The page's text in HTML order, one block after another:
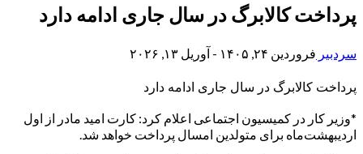
پرداخت کالابرگ در سال جاری ادامه دارد
سردبیر فروردین ۲۴, ۱۴۰۵ - آوریل ۱۳, ۲۰۲۶
پرداخت کالابرگ در سال جاری ادامه دارد
*وزیر کار در کمیسیون اجتماعی اعلام کرد: کارت امید مادر از اول
اردیبهشت‌ماه برای متولدین امسال پرداخت خواهد شد.